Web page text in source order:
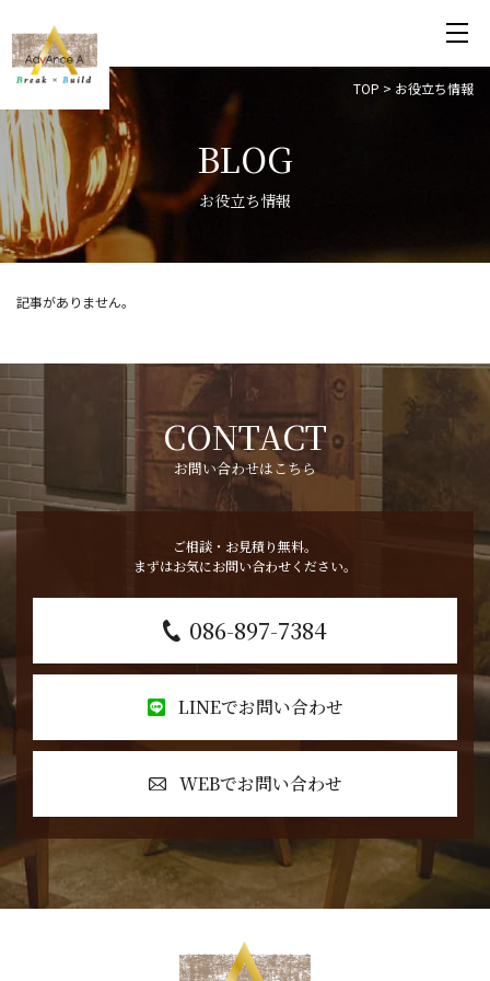
TOP > お役立ち情報
BLOG
お役立ち情報
記事がありません。
CONTACT
お問い合わせはこちら
ご相談・お見積り無料。
まずはお気にお問い合わせください。
086-897-7384
LINEでお問い合わせ
WEBでお問い合わせ